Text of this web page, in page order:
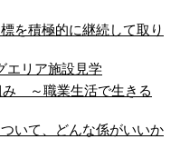
を積極的に継続して取り
エリア施設見学
み ～職業生活で生きる
いて、どんな係がいいか